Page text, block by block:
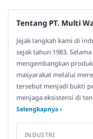
Tentang PT. Multi
Jejak langkah kami di
sejak tahun 1983.
mengembangkan
masyarakat melalui
tersebut menjadi bukti
menjaga eksistensi di
Selengkapnya ›
INDUSTRI